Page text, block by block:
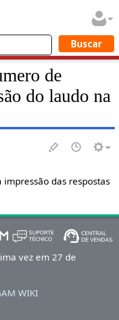
de
do laudo na
das respostas
vez em 27 de
WIKI